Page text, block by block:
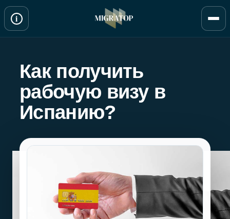
Перейти
i
Как получить
рабочую визу в
Испанию?